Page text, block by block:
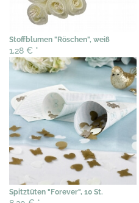
Stoffblumen "Röschen", weiß
1,28 € *
Spitztüten "Forever", 10 St.